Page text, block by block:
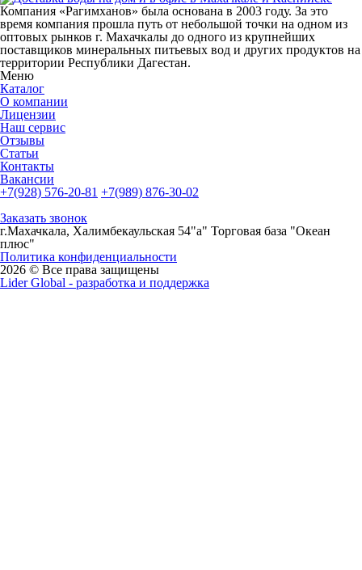
Компания «Рагимханов» была основана в 2003 году. За это
время компания прошла путь от небольшой точки на одном из
оптовых рынков г. Махачкалы до одного из крупнейших
поставщиков минеральных питьевых вод и других продуктов на
территории Республики Дагестан.
Меню
Каталог
О компании
Лицензии
Наш сервис
Отзывы
Статьи
Контакты
Вакансии
+7(928) 576-20-81 +7(989) 876-30-02
Заказать звонок
г.Махачкала, Халимбекаульская 54"а" Торговая база "Океан
плюс"
Политика конфиденциальности
2026 © Все права защищены
Lider Global - разработка и поддержка